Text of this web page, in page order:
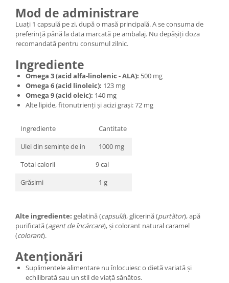
Mod de administrare
Luați 1 capsulă pe zi, după o masă principală. A se consuma de
preferință până la data marcată pe ambalaj. Nu depășiți doza
recomandată pentru consumul zilnic.
Ingrediente
Omega 3 (acid alfa-linolenic - ALA): 500 mg
Omega 6 (acid linoleic): 123 mg
Omega 9 (acid oleic): 140 mg
Alte lipide, fitonutrienți și acizi grași: 72 mg
Ingrediente
Cantitate
Ulei din seminţe de in
1000 mg
Total calorii
9 cal
Grăsimi
1 g
Alte ingrediente: gelatină (capsulă), glicerină (purtător), apă
purificată (agent de încărcare), și colorant natural caramel
(colorant).
Atenționări
Suplimentele alimentare nu înlocuiesc o dietă variată și
echilibrată sau un stil de viață sănătos.